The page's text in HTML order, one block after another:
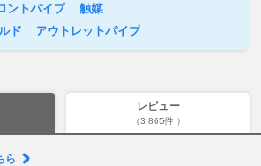
ントパイプ
触媒
ド
アウトレットパイプ
レビュー
（3,865件 ）
ら